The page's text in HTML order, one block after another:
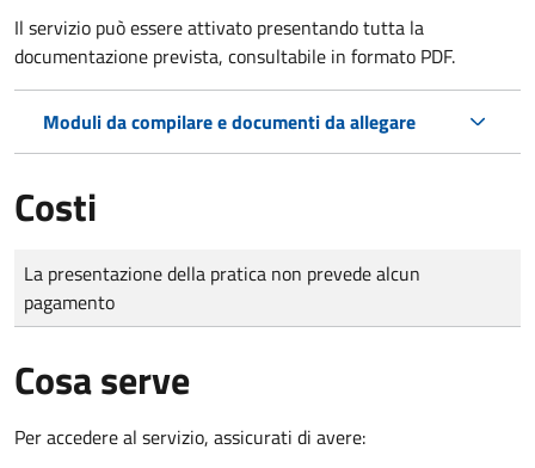
Il servizio può essere attivato presentando tutta la
documentazione prevista, consultabile in formato PDF.
Moduli da compilare e documenti da allegare
Costi
Tipo di pagamento
Importo
La presentazione della pratica non prevede alcun
pagamento
Cosa serve
Per accedere al servizio, assicurati di avere: